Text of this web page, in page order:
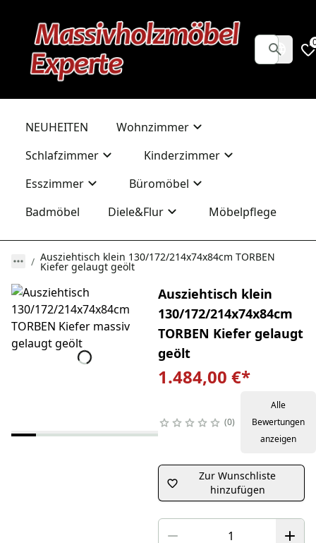
NEUHEITEN
Wohnzimmer
Schlafzimmer
Kinderzimmer
Esszimmer
Büromöbel
Badmöbel
Diele&Flur Möbelpflege
Ausziehtisch klein 130/172/214x74x84cm TORBEN
Kiefer gelaugt geölt
Ausziehtisch klein
130/172/214x74x84cm
TORBEN Kiefer gelaugt
geölt
1.484,00 €*
0
Alle
Bewertungen
anzeigen
Zur Wunschliste
hinzufügen